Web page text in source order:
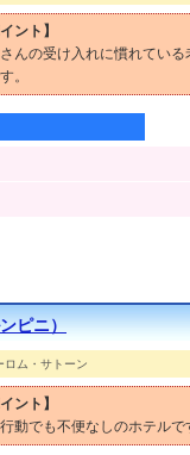
ント】
んの受け入れに慣れてい
。
ピニ）
ロム・サトーン
ント】
動でも不便なしのホテル